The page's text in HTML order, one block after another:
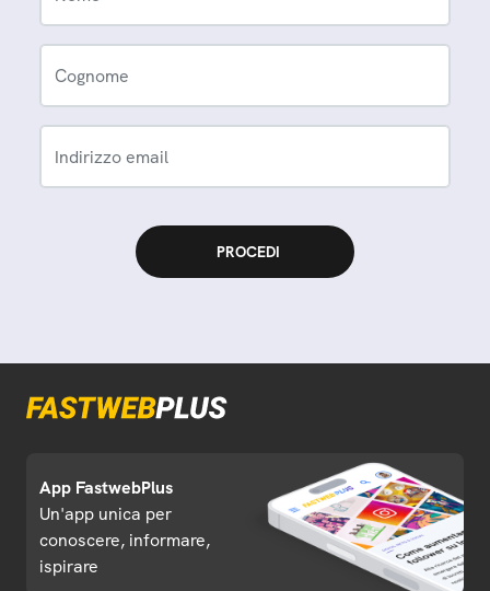
Cognome
Indirizzo email
App FastwebPlus
Un'app unica per
conoscere, informare,
ispirare